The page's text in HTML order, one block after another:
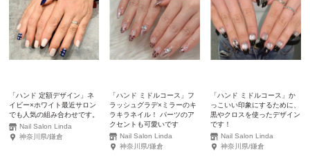
「ハンド 定額デザイン」ネ
イビー×ホワイト最近サロン
でも人気の組み合わせです。
Nail Salon Linda
神奈川県/鎌倉
「ハンド ミドルコース」フ
ラッシュグラデ×ミラーのキ
ラキラネイル！ パーツのア
クセントも可愛いです
Nail Salon Linda
神奈川県/鎌倉
「ハンド ミドルコース」か
っこいい印象にするために、
黒やクロスを使ったデザイン
です！
Nail Salon Linda
神奈川県/鎌倉